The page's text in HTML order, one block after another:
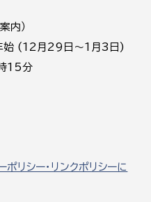
内）
始 (12月29日～1月3日)
15分
ポリシー・リンクポリシーに